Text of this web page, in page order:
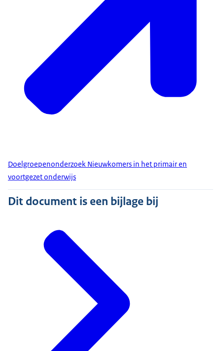
Doelgroepenonderzoek Nieuwkomers in het primair en
voortgezet onderwijs
Dit document is een bijlage bij